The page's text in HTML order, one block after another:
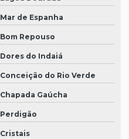
Mar de Espanha
Bom Repouso
Dores do Indaiá
Conceição do Rio Verde
Chapada Gaúcha
Perdigão
Cristais